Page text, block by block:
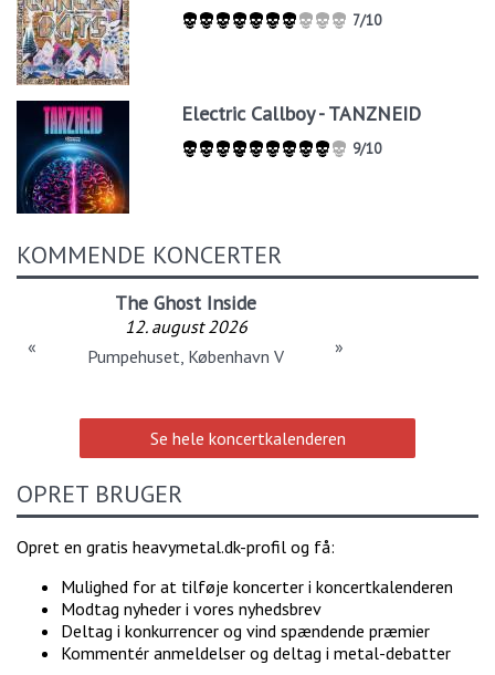
7/10
Electric Callboy - TANZNEID
9/10
KOMMENDE KONCERTER
The Ghost Inside
12. august 2026
Pumpehuset, København V
« »
Se hele koncertkalenderen
OPRET BRUGER
Opret en gratis heavymetal.dk-profil og få:
Mulighed for at tilføje koncerter i koncertkalenderen
Modtag nyheder i vores nyhedsbrev
Deltag i konkurrencer og vind spændende præmier
Kommentér anmeldelser og deltag i metal-debatter